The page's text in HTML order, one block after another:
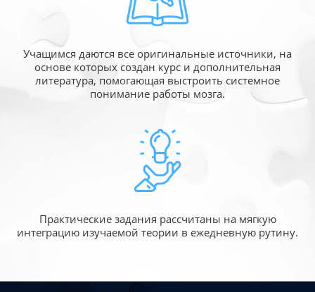
Учащимся даются все оригинальные источники, на
основе которых создан курс и дополнительная
литература, помогающая выстроить системное
понимание работы мозга.
Практические задания рассчитаны на мягкую
интеграцию изучаемой теории в ежедневную рутину.